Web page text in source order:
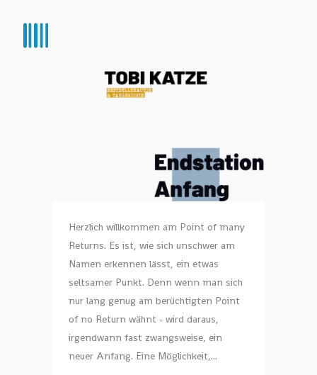
Herzlich willkommen am Point of many
Returns. Es ist, wie sich unschwer am
Namen erkennen lässt, ein etwas
seltsamer Punkt. Denn wenn man sich
nur lang genug am berüchtigten Point
of no Return wähnt - wird daraus,
irgendwann fast zwangsweise, ein
neuer Anfang. Eine Möglichkeit,...